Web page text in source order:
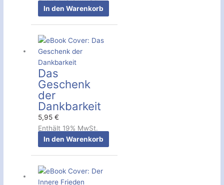
In den Warenkorb
Das
Geschenk
der
Dankbarkeit
5,95 €
Enthält 19% MwSt.
In den Warenkorb